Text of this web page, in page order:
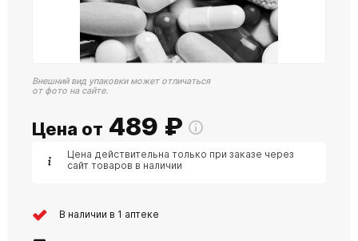
Внешний вид упаковки может отличаться
от фото на сайте.
Цена от 489 ₽
Цена действительна только при заказе через
сайт товаров в наличии
В наличии в 1 аптеке